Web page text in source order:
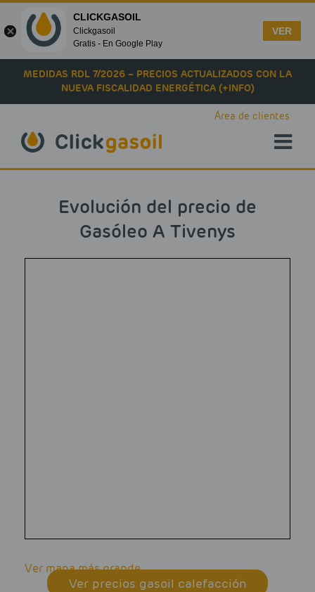
Skip to main content
MEDIDAS RDL 7/2026 – PRECIOS ACTUALIZADOS CON LA
NUEVA FISCALIDAD ENERGÉTICA (+INFO)
Área de clientes
Evolución del precio de
Gasóleo A Tivenys
Ver mapa más grande
Ver precios gasoil calefacción
CLICKGASOIL
Clickgasoil
Gratis - En Google Play
VER